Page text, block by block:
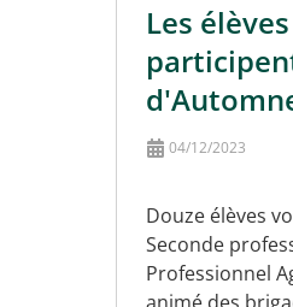
Les
04/12/2023
Douze élèves
Seconde
Professionnel
animé des